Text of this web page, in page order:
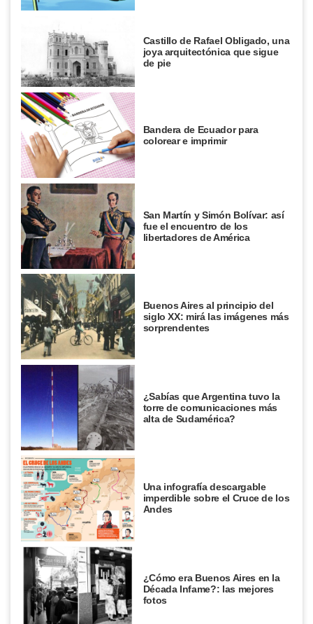
Castillo de Rafael Obligado, una
joya arquitectónica que sigue
de pie
Bandera de Ecuador para
colorear e imprimir
San Martín y Simón Bolívar: así
fue el encuentro de los
libertadores de América
Buenos Aires al principio del
siglo XX: mirá las imágenes más
sorprendentes
¿Sabías que Argentina tuvo la
torre de comunicaciones más
alta de Sudamérica?
Una infografía descargable
imperdible sobre el Cruce de los
Andes
¿Cómo era Buenos Aires en la
Década Infame?: las mejores
fotos